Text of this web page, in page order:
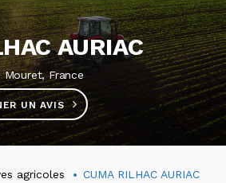
AURIAC
Mouret, France
UN AVIS
agricoles CUMA RILHAC AURIAC